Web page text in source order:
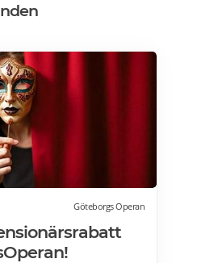
Göteborgs Operan